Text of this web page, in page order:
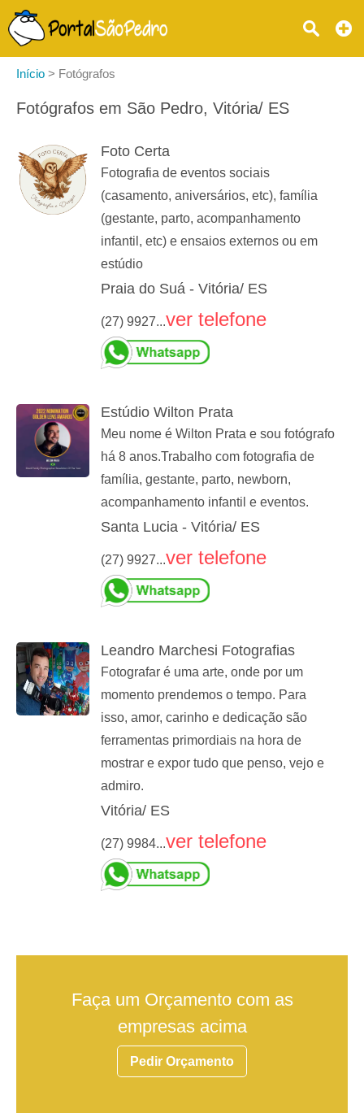
Início > Fotógrafos
Fotógrafos em São Pedro, Vitória/ ES
Foto Certa
Fotografia de eventos sociais
(casamento, aniversários, etc), família
(gestante, parto, acompanhamento
infantil, etc) e ensaios externos ou em
estúdio
Praia do Suá - Vitória/ ES
(27) 9927...ver telefone
Estúdio Wilton Prata
Meu nome é Wilton Prata e sou fotógrafo
há 8 anos.Trabalho com fotografia de
família, gestante, parto, newborn,
acompanhamento infantil e eventos.
Santa Lucia - Vitória/ ES
(27) 9927...ver telefone
Leandro Marchesi Fotografias
Fotografar é uma arte, onde por um
momento prendemos o tempo. Para
isso, amor, carinho e dedicação são
ferramentas primordiais na hora de
mostrar e expor tudo que penso, vejo e
admiro.
Vitória/ ES
(27) 9984...ver telefone
Faça um Orçamento com as
empresas acima
Pedir Orçamento